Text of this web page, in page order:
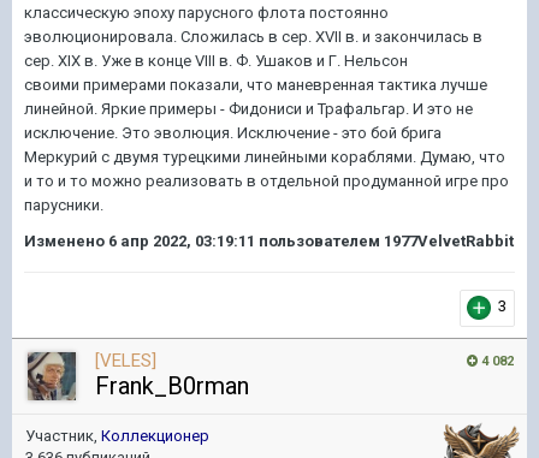
классическую эпоху парусного флота постоянно
эволюционировала. Сложилась в сер. XVII в. и закончилась в
сер. XIX в. Уже в конце VIII в. Ф. Ушаков и Г. Нельсон
своими примерами показали, что маневренная тактика лучше
линейной. Яркие примеры - Фидониси и Трафальгар. И это не
исключение. Это эволюция. Исключение - это бой брига
Меркурий с двумя турецкими линейными кораблями. Думаю, что
и то и то можно реализовать в отдельной продуманной игре про
парусники.
Изменено 6 апр 2022, 03:19:11 пользователем 1977VelvetRabbit
3
4 082
[VELES]
Frank_B0rman
Участник, Коллекционер